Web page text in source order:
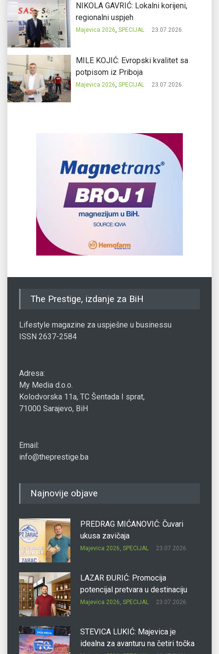
NIKOLA GAVRIĆ: Lokalni korijeni,
regionalni uspjeh
Majevica 2026, SPECIJAL 23.07.2026.
MILE KOJIĆ: Evropski kvalitet sa
potpisom iz Priboja
Majevica 2026, SPECIJAL 23.07.2026.
The Prestige, izdanje za BiH
Lifestyle magazine za uspješne u businessu
ISSN 2637-2584
Adresa:
My Media d.o.o.
Kolodvorska 11a, TC Šentada I sprat,
71000 Sarajevo, BiH
Email:
info@theprestige.ba
Najnovije objave
PREDRAG MIĆANOVIĆ: Čuvari
ukusa zavičaja
Majevica 2026, SPECIJAL 23.07.2026.
LAZAR ĐURIĆ: Promocija
potencijal pretvara u destinaciju
Majevica 2026, SPECIJAL 23.07.2026.
STEVICA LUKIĆ: Majevica je
idealna za avanturu na četiri točka